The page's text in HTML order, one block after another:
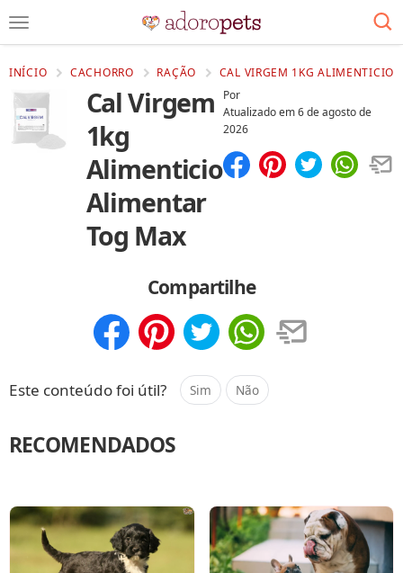
INÍCIO CACHORRO RAÇÃO CAL VIRGEM 1KG ALIMENTICIO
Cal Virgem
1kg
Alimenticio
Alimentar
Tog Max
Por
Atualizado em6 de agosto de
2026
Compartilhe
Este conteúdo foi útil? Sim Não
RECOMENDADOS